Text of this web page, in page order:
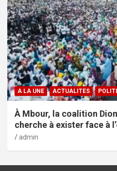
A LA UNE ACTUALITES
À Mbour, la coalition
cherche à exister face à
admin